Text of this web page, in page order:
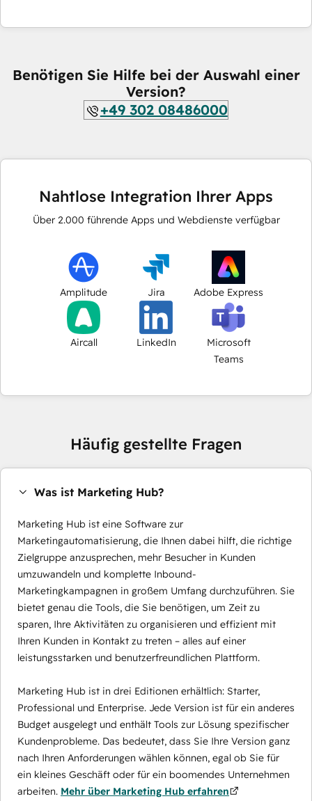
Benötigen Sie Hilfe bei der Auswahl einer
Version?
+49 302 08486000
Nahtlose Integration Ihrer Apps
Über 2.000 führende Apps und Webdienste verfügbar
Amplitude Jira Adobe Express
Aircall LinkedIn
Microsoft
Teams
Häufig gestellte Fragen
Was ist Marketing Hub?
Marketing Hub ist eine Software zur
Marketingautomatisierung, die Ihnen dabei hilft, die richtige
Zielgruppe anzusprechen, mehr Besucher in Kunden
umzuwandeln und komplette Inbound-
Marketingkampagnen in großem Umfang durchzuführen. Sie
bietet genau die Tools, die Sie benötigen, um Zeit zu
sparen, Ihre Aktivitäten zu organisieren und effizient mit
Ihren Kunden in Kontakt zu treten – alles auf einer
leistungsstarken und benutzerfreundlichen Plattform.
Marketing Hub ist in drei Editionen erhältlich: Starter,
Professional und Enterprise. Jede Version ist für ein anderes
Budget ausgelegt und enthält Tools zur Lösung spezifischer
Kundenprobleme. Das bedeutet, dass Sie Ihre Version ganz
nach Ihren Anforderungen wählen können, egal ob Sie für
ein kleines Geschäft oder für ein boomendes Unternehmen
arbeiten. Mehr über Marketing Hub erfahren